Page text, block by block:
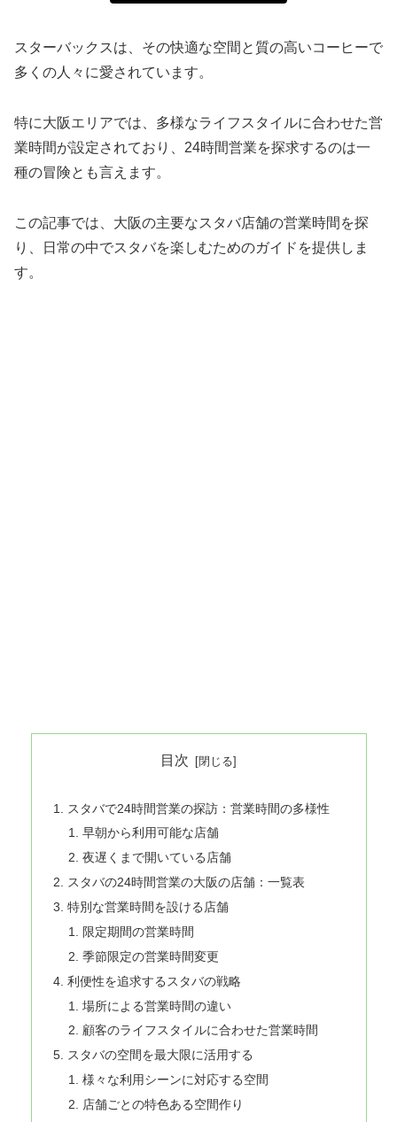
スターバックスは、その快適な空間と質の高いコーヒーで
多くの人々に愛されています。
特に大阪エリアでは、多様なライフスタイルに合わせた営
業時間が設定されており、24時間営業を探求するのは一
種の冒険とも言えます。
この記事では、大阪の主要なスタバ店舗の営業時間を探
り、日常の中でスタバを楽しむためのガイドを提供しま
す。
目次
スタバで24時間営業の探訪：営業時間の多様性
早朝から利用可能な店舗
夜遅くまで開いている店舗
スタバの24時間営業の大阪の店舗：一覧表
特別な営業時間を設ける店舗
限定期間の営業時間
季節限定の営業時間変更
利便性を追求するスタバの戦略
場所による営業時間の違い
顧客のライフスタイルに合わせた営業時間
スタバの空間を最大限に活用する
様々な利用シーンに対応する空間
店舗ごとの特色ある空間作り